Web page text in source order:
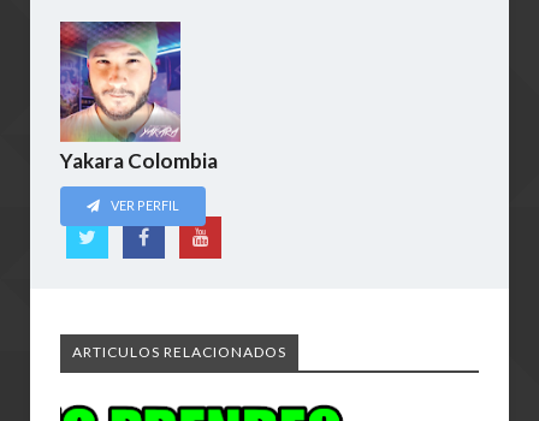
Yakara Colombia
VER PERFIL
ARTICULOS RELACIONADOS